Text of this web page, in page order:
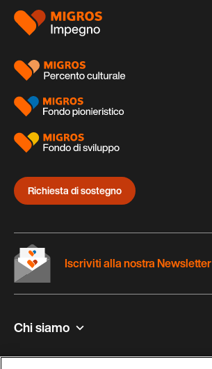
Piè
pagina
Richiesta di sostegno
Chi siamo
Iscriviti alla nostra Newsletter